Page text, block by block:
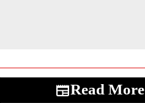
Read More